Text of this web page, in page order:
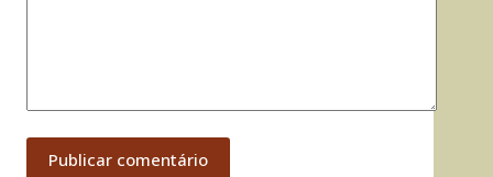
Publicar comentário